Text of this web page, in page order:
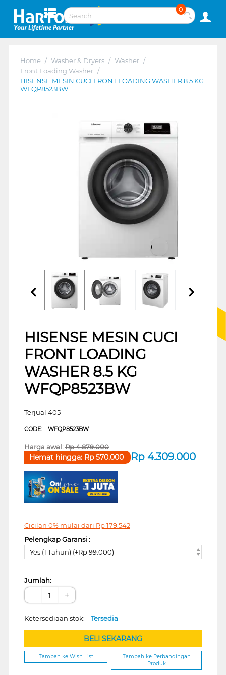
0
Home / Washer & Dryers / Washer /
Front Loading Washer /
HISENSE MESIN CUCI FRONT LOADING WASHER 8.5 KG
WFQP8523BW
HISENSE MESIN CUCI
FRONT LOADING
WASHER 8.5 KG
WFQP8523BW
Terjual 405
CODE: WFQP8523BW
Harga awal:Rp4.879.000
Rp 4.309.000
Hemat hingga: Rp570.000
Cicilan 0% mulai dari Rp179.542
Pelengkap Garansi :
Yes (1 Tahun) (+Rp 99.000)
Jumlah:
− +
Ketersediaan stok: Tersedia
BELI SEKARANG
Tambah ke Wish List
Tambah ke Perbandingan
Produk